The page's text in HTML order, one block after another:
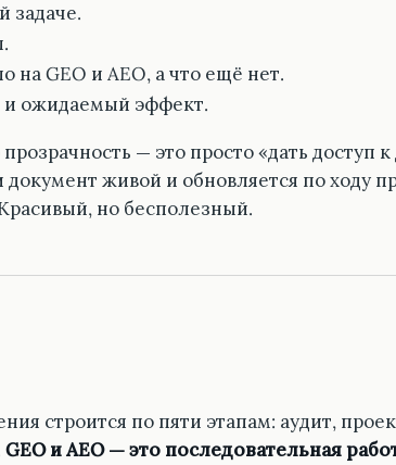
задаче.
на GEO и AEO, а что ещё нет.
ожидаемый эффект.
— это просто «дать доступ
документ живой и обновляется по ходу
но бесполезный.
строится по пяти этапам: аудит,
GEO и AEO — это последовательная